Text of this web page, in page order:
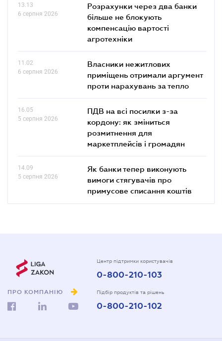
13.13
6 серпня 2026
Розрахунки через два банки
більше не блокують
компенсацію вартості
агротехніки
11.02
6 серпня 2026
Власники нежитлових
приміщень отримали аргумент
проти нарахувань за тепло
16.05
5 серпня 2026
ПДВ на всі посилки з-за
кордону: як зміниться
розмитнення для
маркетплейсів і громадян
14.09
5 серпня 2026
Як банки тепер виконують
вимоги стягувачів про
примусове списання коштів
ПРО КОМПАНІЮ
Центр підтримки користувачів
0-800-210-103
Підбір продуктів та рішень
0-800-210-102